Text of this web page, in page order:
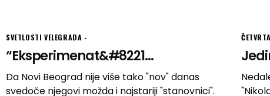
SVETLOSTI VELEGRADA
“Eksperimenat&#8221...
Da Novi Beograd nije više tako "nov" danas
svedoče njegovi možda i najstariji "stanovnici".